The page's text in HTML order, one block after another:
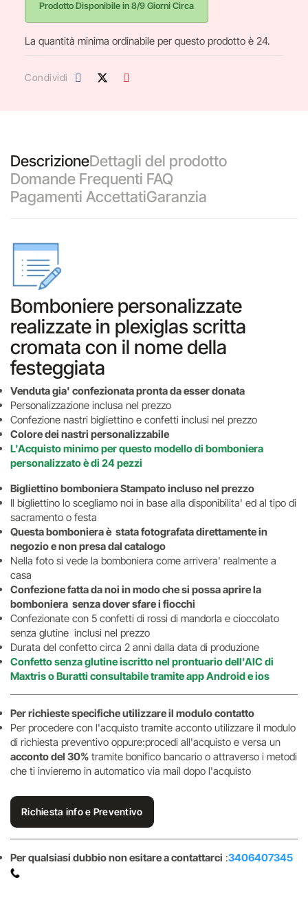
Prodotto Disponibile in 8/9 Giorni Circa
La quantità minima ordinabile per questo prodotto è 24.
Condividi
DescrizioneDettagli del prodotto
Domande Frequenti FAQ
Pagamenti AccettatiGaranzia
Bomboniere personalizzate
realizzate in plexiglas scritta
cromata con il nome della
festeggiata
Venduta gia' confezionata pronta da esser donata
Personalizzazione inclusa nel prezzo
Confezione nastri bigliettino e confetti inclusi nel prezzo
Colore dei nastri personalizzabile
L'Acquisto minimo per questo modello di bomboniera
personalizzato è di 24 pezzi
Bigliettino bomboniera Stampato incluso nel prezzo
Il bigliettino lo scegliamo noi in base alla disponibilita' ed al tipo di
sacramento o festa
Questa bomboniera è stata fotografata direttamente in
negozio e non presa dal catalogo
Nella foto si vede la bomboniera come arrivera' realmente a
casa
Confezione fatta da noi in modo che si possa aprire la
bomboniera senza dover sfare i fiocchi
Confezionate con 5 confetti di rossi di mandorla e cioccolato
senza glutine inclusi nel prezzo
Durata del confetto circa 2 anni dalla data di produzione
Confetto senza glutine iscritto nel prontuario dell'AIC di
Maxtris o Buratti consultabile tramite app Android e ios
Per richieste specifiche utilizzare il modulo contatto
Per procedere con l'acquisto tramite acconto utilizzare il modulo
di richiesta preventivo oppure:procedi all'acquisto e versa un
acconto del 30% tramite bonifico bancario o attraverso i metodi
che ti invieremo in automatico via mail dopo l'acquisto
Richiesta info e Preventivo
Per qualsiasi dubbio non esitare a contattarci :3406407345